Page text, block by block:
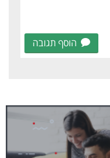
הוסף תגובה